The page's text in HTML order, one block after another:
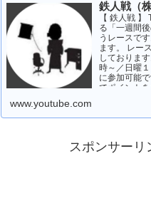
鉄人戦（
【 鉄人戦
る「一週間
うレースで
ます。 レー
しておりま
時～／日曜
に参加可能
でポイント
www.youtube.com
スポンサーリ